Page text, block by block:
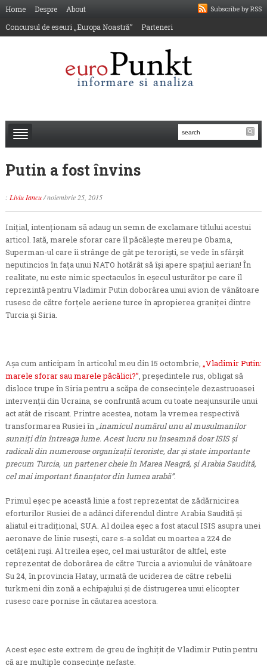
Subscribe by RSS
Home Despre
About
Concursul de eseuri „Europa Noastră”
Parteneri
Putin a fost învins
: Liviu Iancu/noiembrie 25, 2015
Iniţial, intenţionam să adaug un semn de exclamare titlului acestui
articol. Iată, marele sforar care îl păcăleşte mereu pe Obama,
Superman-ul care îi strânge de gât pe terorişti, se vede în sfârşit
neputincios în faţa unui NATO hotărât să îşi apere spaţiul aerian! În
realitate, nu este nimic spectaculos în eşecul usturător pe care îl
reprezintă pentru Vladimir Putin doborârea unui avion de vânătoare
rusesc de către forţele aeriene turce în apropierea graniţei dintre
Turcia şi Siria.
Aşa cum anticipam în articolul meu din 15 octombrie, „Vladimir Putin:
marele sforar sau marele păcălici?”, preşedintele rus, obligat să
disloce trupe în Siria pentru a scăpa de consecinţele dezastruoasei
intervenţii din Ucraina, se confruntă acum cu toate neajunsurile unui
act atât de riscant. Printre acestea, notam la vremea respectivă
transformarea Rusiei în „inamicul numărul unu al musulmanilor
sunniţi din întreaga lume. Acest lucru nu înseamnă doar ISIS şi
radicali din numeroase organizaţii teroriste, dar şi state importante
precum Turcia, un partener cheie în Marea Neagră, şi Arabia Saudită,
cel mai important finanţator din lumea arabă”.
Primul eşec pe această linie a fost reprezentat de zădărnicirea
eforturilor Rusiei de a adânci diferendul dintre Arabia Saudită şi
aliatul ei tradiţional, SUA. Al doilea eşec a fost atacul ISIS asupra unei
aeronave de linie ruseşti, care s-a soldat cu moartea a 224 de
cetăţeni ruşi. Al treilea eşec, cel mai usturător de altfel, este
reprezentat de doborârea de către Turcia a avionului de vânătoare
Su 24, în provincia Hatay, urmată de uciderea de către rebelii
turkmeni din zonă a echipajului şi de distrugerea unui elicopter
rusesc care pornise în căutarea acestora.
Acest eşec este extrem de greu de înghiţit de Vladimir Putin pentru
că are multiple consecinţe nefaste.